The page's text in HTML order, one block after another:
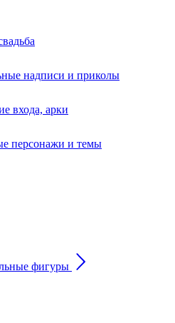
надписи и приколы
входа, арки
персонажи и темы
фигуры